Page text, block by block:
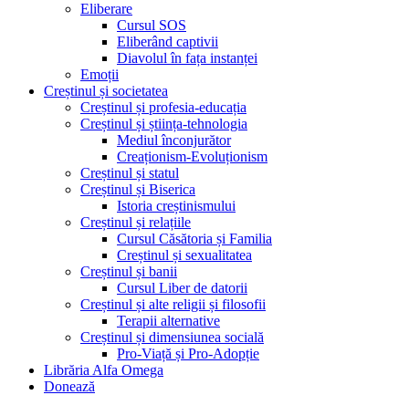
Eliberare
Cursul SOS
Eliberând captivii
Diavolul în fața instanței
Emoții
Creștinul și societatea
Creștinul și profesia-educația
Creștinul și știința-tehnologia
Mediul înconjurător
Creaționism-Evoluționism
Creștinul și statul
Creștinul și Biserica
Istoria creștinismului
Creștinul și relațiile
Cursul Căsătoria și Familia
Creștinul și sexualitatea
Creștinul și banii
Cursul Liber de datorii
Creștinul și alte religii și filosofii
Terapii alternative
Creștinul și dimensiunea socială
Pro-Viață și Pro-Adopție
Librăria Alfa Omega
Donează